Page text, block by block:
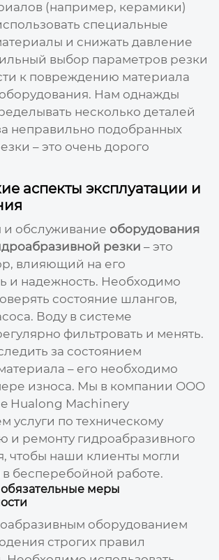
(например, керамики)
специальные
и снижать давление
выбор параметров резки
к повреждению материала
Нам однажды
несколько деталей
неправильно подобранных
– это очень дорого
аспекты эксплуатации и
и обслуживание оборудования
резки – это
влияющий на его
и надежность. Необходимо
состояние шлангов,
Воду в системе
фильтровать и менять.
за состоянием
– его необходимо
износа. Мы в компании ООО
Hualong Machinery
услуги по техническому
и ремонту гидроабразивного
чтобы наши клиенты могли
бесперебойной работе.
обязательные меры
оборудованием
строгих правил